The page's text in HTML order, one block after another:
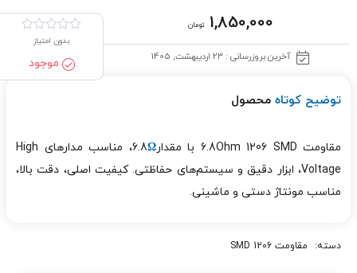
1,850,000 تومان
آخرین بروزرسانی : 23 اردیبهشت, 1405
بدون امتیاز
موجود
توضیح کوتاه محصول
مقاومت 6.8Ohm 1206 SMD با مقدار6.8 Ω
، مناسب مدارهای High
Voltage، ابزار دقیق و سیستم‌های حفاظتی. کیفیت اصلی، دقت بالا،
مناسب مونتاژ دستی و ماشینی.
دسته: مقاومت 1206 SMD